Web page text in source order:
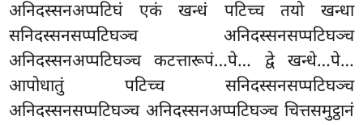
अनिदस्सनअप्पटिघं एकं खन्धं पटिच्च तयो खन्धा
सनिदस्सनसप्पटिघञ्च अनिदस्सनसप्पटिघञ्च
अनिदस्सनअप्पटिघञ्च कटत्तारूपं…पे… द्वे खन्धे…पे…
आपोधातुं पटिच्च सनिदस्सनसप्पटिघञ्च
अनिदस्सनसप्पटिघञ्च अनिदस्सनअप्पटिघञ्च चित्तसमुट्ठानं